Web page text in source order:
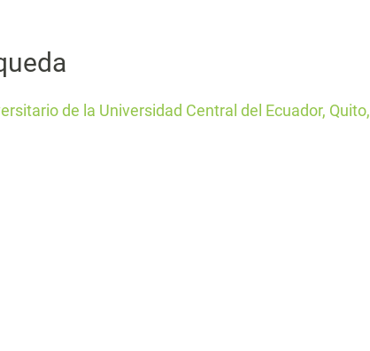
de la Universidad Central del Ecuador, Quito,